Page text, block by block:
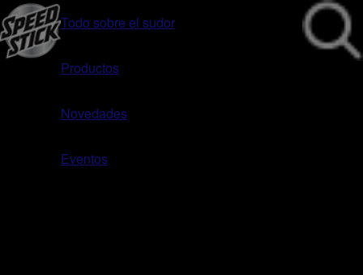
Todo sobre el sudor
Productos
Novedades
Eventos